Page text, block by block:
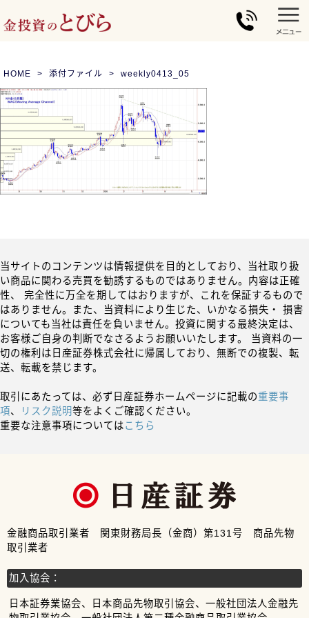
HOME 添付ファイル weekly0413_05
当サイトのコンテンツは情報提供を目的としており、当社取り扱
い商品に関わる売買を勧誘するものではありません。内容は正確
性、 完全性に万全を期してはおりますが、これを保証するもので
はありません。また、当資料により生じた、いかなる損失・ 損害
についても当社は責任を負いません。投資に関する最終決定は、
お客様ご自身の判断でなさるようお願いいたします。 当資料の一
切の権利は日産証券株式会社に帰属しており、無断での複製、転
送、転載を禁じます。
取引にあたっては、必ず日産証券ホームページに記載の重要事
項、 リスク説明等をよくご確認ください。
重要な注意事項についてはこちら
金融商品取引業者 関東財務局長（金商）第131号 商品先物
取引業者
加入協会：
日本証券業協会、日本商品先物取引協会、一般社団法人金融先